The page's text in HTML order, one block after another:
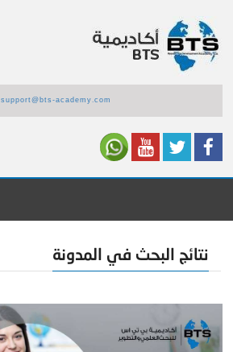
support@bts-academy.com
نتائج البحث في المدونة